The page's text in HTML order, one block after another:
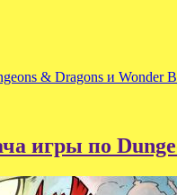
& Dragons и Wonder
игры по